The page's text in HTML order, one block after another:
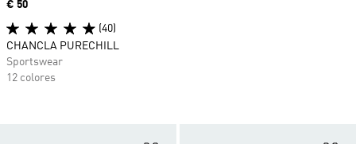
Precio
€ 50
(40)
CHANCLA PURECHILL
Sportswear
12 colores